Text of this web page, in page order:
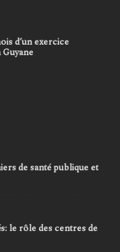
d’un exercice
de santé publique et
le rôle des centres de